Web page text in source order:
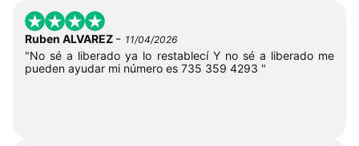
Ruben ALVAREZ - 11/04/2026
"No sé a liberado ya lo restablecí Y no sé a liberado me
pueden ayudar mi número es 735 359 4293 "